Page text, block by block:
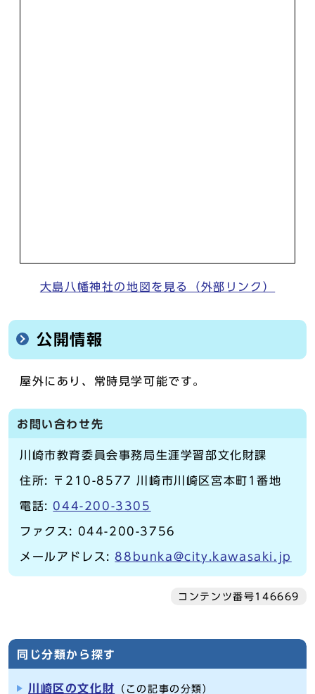
大島八幡神社の地図を見る（外部リンク）
公開情報
屋外にあり、常時見学可能です。
お問い合わせ先
川崎市教育委員会事務局生涯学習部文化財課
住所: 〒210-8577 川崎市川崎区宮本町1番地
電話: 044-200-3305
ファクス: 044-200-3756
メールアドレス:88bunka@city.kawasaki.jp
コンテンツ番号146669
同じ分類から探す
川崎区の文化財 （この記事の分類）